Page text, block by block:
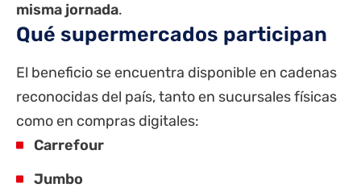
misma jornada.
Qué supermercados participan
El beneficio se encuentra disponible en cadenas
reconocidas del país, tanto en sucursales físicas
como en compras digitales:
Carrefour
Jumbo